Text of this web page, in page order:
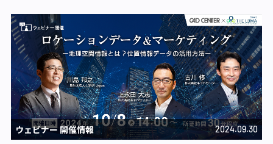
ウェビナー 開催情報 2024.09.30